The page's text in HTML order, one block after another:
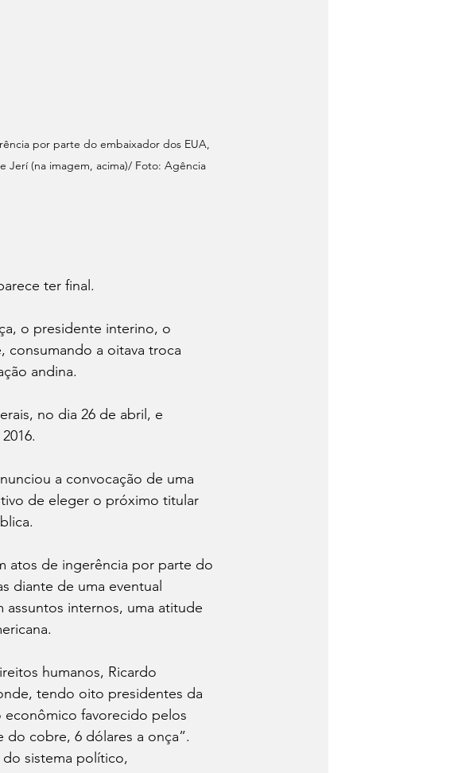
por parte do embaixador dos EUA,
Jerí (na imagem, acima)/ Foto: Agência
ter final.
o presidente interino, o
consumando a oitava troca
andina.
no dia 26 de abril, e
a convocação de uma
de eleger o próximo titular
atos de ingerência por parte do
diante de uma eventual
internos, uma atitude
humanos, Ricardo
tendo oito presidentes da
econômico favorecido pelos
cobre, 6 dólares a onça”.
sistema político,